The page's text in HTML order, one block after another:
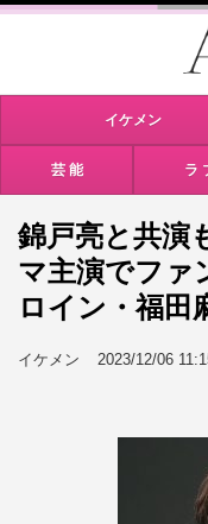
イケメン
芸 能 ラ
錦戸亮と共演
マ主演でファ
ロイン・福田
イケメン 2023/12/06